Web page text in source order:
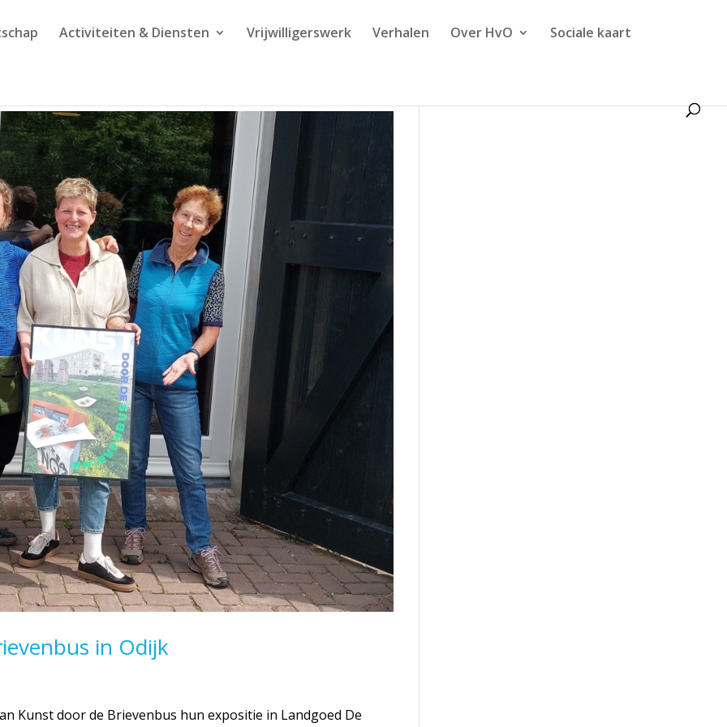
Activiteiten & Diensten Vrijwilligerswerk Verhalen Over HvO Sociale kaart
in Odijk
Kunst door de Brievenbus hun expositie in Landgoed De